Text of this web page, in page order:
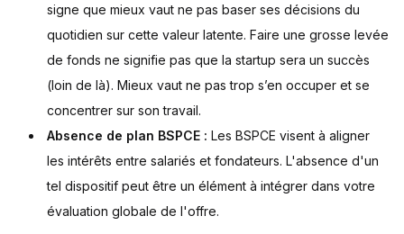
signe que mieux vaut ne pas baser ses décisions du
quotidien sur cette valeur latente. Faire une grosse levée
de fonds ne signifie pas que la startup sera un succès
(loin de là). Mieux vaut ne pas trop s’en occuper et se
concentrer sur son travail.
Absence de plan BSPCE : Les BSPCE visent à aligner
les intérêts entre salariés et fondateurs. L'absence d'un
tel dispositif peut être un élément à intégrer dans votre
évaluation globale de l'offre.